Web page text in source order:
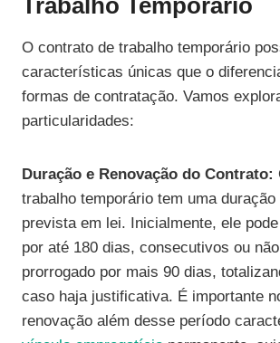
Trabalho Temporário
O contrato de trabalho temporário
características únicas que o
formas de contratação. Vamos
particularidades:
Duração e Renovação do Contrato:
trabalho temporário tem uma
prevista em lei. Inicialmente, ele
por até 180 dias, consecutivos ou
prorrogado por mais 90 dias,
caso haja justificativa. É importante
renovação além desse período